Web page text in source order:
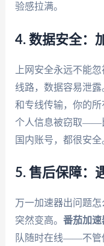
验感拉满。
4. 数据安全：
上网安全永远不能
线路，数据容易泄露
和专线传输，你的
个人信息被窃取——
国内账号，都很安全
5. 售后保障：
万一加速器出问题
突然变高。 番茄加速
队随时在线——不管